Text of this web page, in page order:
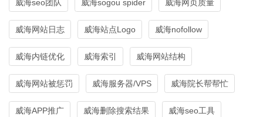
威海seo团队 威海sogou spider 威海网页质量
威海网站日志 威海站点Logo 威海nofollow
威海内链优化 威海索引 威海网站结构
威海网站被惩罚 威海服务器/VPS 威海院长帮帮忙
威海APP推广 威海删除搜索结果 威海seo工具